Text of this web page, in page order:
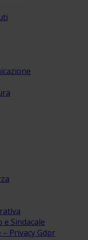
e Sindacale
Privacy Gdpr